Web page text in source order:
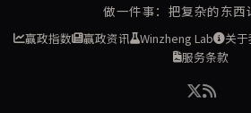
做一件事：把复杂的东西
赢政指数 赢政资讯 Winzheng Lab 关
服务条款